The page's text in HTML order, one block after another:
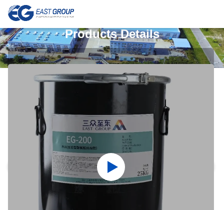
Products Details